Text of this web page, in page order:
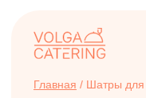
Главная / Шатры для